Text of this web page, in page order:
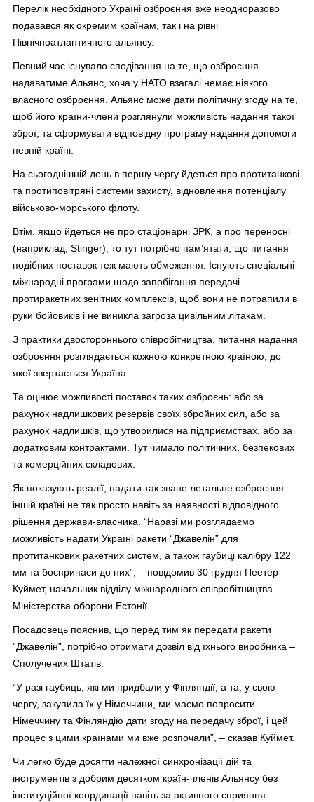
Перелік необхідного Україні озброєння вже неодноразово
подавався як окремим країнам, так і на рівні
Північноатлантичного альянсу.
Певний час існувало сподівання на те, що озброєння
надаватиме Альянс, хоча у НАТО взагалі немає ніякого
власного озброєння. Альянс може дати політичну згоду на те,
щоб його країни-члени розглянули можливість надання такої
зброї, та сформувати відповідну програму надання допомоги
певній країні.
На сьогоднішній день в першу чергу йдеться про протитанкові
та протиповітряні системи захисту, відновлення потенціалу
військово-морського флоту.
Втім, якщо йдеться не про стаціонарні ЗРК, а про переносні
(наприклад, Stinger), то тут потрібно пам’ятати, що питання
подібних поставок теж мають обмеження. Існують спеціальні
міжнародні програми щодо запобігання передачі
протиракетних зенітних комплексів, щоб вони не потрапили в
руки бойовиків і не виникла загроза цивільним літакам.
З практики двостороннього співробітництва, питання надання
озброєння розглядається кожною конкретною країною, до
якої звертається Україна.
Та оцінює можливості поставок таких озброєнь: або за
рахунок надлишкових резервів своїх збройних сил, або за
рахунок надлишків, що утворилися на підприємствах, або за
додатковим контрактами. Тут чимало політичних, безпекових
та комерційних складових.
Як показують реалії, надати так зване летальне озброєння
іншій країні не так просто навіть за наявності відповідного
рішення держави-власника. “Наразі ми розглядаємо
можливість надати Україні ракети “Джавелін” для
протитанкових ракетних систем, а також гаубиці калібру 122
мм та боєприпаси до них”, – повідомив 30 грудня Пеетер
Куймет, начальник відділу міжнародного співробітництва
Міністерства оборони Естонії.
Посадовець пояснив, що перед тим як передати ракети
“Джавелін”, потрібно отримати дозвіл від їхнього виробника –
Сполучених Штатів.
“У разі гаубиць, які ми придбали у Фінляндії, а та, у свою
чергу, закупила їх у Німеччини, ми маємо попросити
Німеччину та Фінляндію дати згоду на передачу зброї, і цей
процес з цими країнами ми вже розпочали”, – сказав Куймет.
Чи легко буде досягти належної синхронізації дій та
інструментів з добрим десятком країн-членів Альянсу без
інституційної координації навіть за активного сприяння